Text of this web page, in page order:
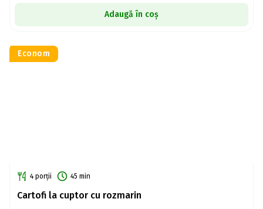
Adaugă în coș
Econom
4 porții 45 min
Cartofi la cuptor cu rozmarin